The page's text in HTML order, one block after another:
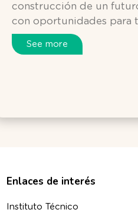
construcción de un
con oportunidades para
See more
Enlaces de interés
Instituto Técnico